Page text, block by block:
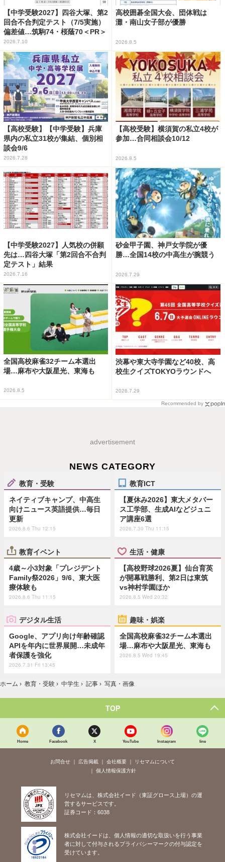
【中学受験2027】四谷大塚、第2
回合不合判定テスト（7/5実施）
偏差値…筑駒74・桜蔭70＜PR＞
2026.7.10
高校囲碁全国大会、団体戦は
灘・南山女子部が優勝
2026.8.5
【高校受験】【中学受験】兵庫
県内の私立31校が集結、個別相
談会9/6
2026.7.28
【高校受験】横須賀の私立4校が
参加…合同相談会10/12
2026.8.5
【中学受験2027】人気校の併願
先は…四谷大塚「第2回合不合判
定テスト」結果
2026.7.16
砂金甲子園、神戸女学院が優
勝…全国14校の中高生が腕競う
2026.7.29
全国高校麻雀32チーム本選出
場…麻布や大阪星光、東海も
2026.8.5
渋幕や東大寺学園など40校、高
校生クイズTOKYOラウンドへ
2026.7.29
Recommended by
advertisement
NEWS CATEGORY
教育・受験
ネイティブキャンプ、中高生
向けニュース英語提供…毎日
更新
2026.8.6 Thu 12:15
教育ICT
【夏休み2026】東大メタバー
ス工学部、生成AIなどジュニ
ア講座6選
2026.7.30 Thu 11:15
教育イベント
4歳～小3対象「プレジデント
Family祭2026」9/6、東大医
療体験も
2026.8.6 Thu 11:15
生活・健康
【高校野球2026夏】仙台育英
が開幕戦勝利、第2日は東筑
vs神村学園ほか
2026.8.5 Wed 20:32
デジタル生活
Google、アプリ向け年齢確認
APIを年内に世界展開…未成年
者保護を強化
2026.7.31 Fri 13:45
趣味・娯楽
全国高校麻雀32チーム本選出
場…麻布や大阪星光、東海も
2026.8.5 Wed 19:45
ホーム › 教育・受験 › 中学生 › 記事 › 写真・画像
TOP
Home Facebook X YouTube Instagram line
お問合せ 広告掲載 会社概要
リセマムについて
個人情報保護方針
リセマムは、株式会社イード（東証グロース上場）の運
営するサービスです。
証券コード：6038
株式会社イードは、個人情報の適切な取扱いを行う事業
者に対して付与されるプライバシーマークの付与認定を
受けています。